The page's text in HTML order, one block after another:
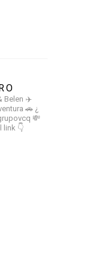
Belen ✈️
🚗 ¿
💸
link 👇